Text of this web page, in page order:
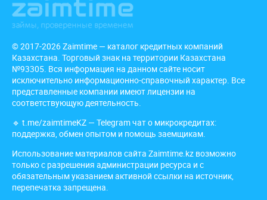
© 2017-2026 Zaimtime — каталог кредитных компаний
Казахстана. Торговый знак на территории Казахстана
№93305. Вся информация на данном сайте носит
исключительно информационно-справочный характер. Все
представленные компании имеют лицензии на
соответствующую деятельность.
🔹 t.me/zaimtimeKZ — Telegram чат о микрокредитах:
поддержка, обмен опытом и помощь заемщикам.
Использование материалов сайта Zaimtime.kz возможно
только с разрешения администрации ресурса и с
обязательным указанием активной ссылки на источник,
перепечатка запрещена.